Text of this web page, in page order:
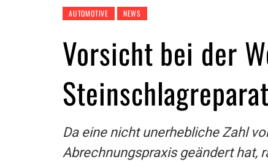
AUTOMOTIVE NEWS
Vorsicht bei der
Da eine nicht unerhebliche Zahl
Abrechnungspraxis geändert hat,